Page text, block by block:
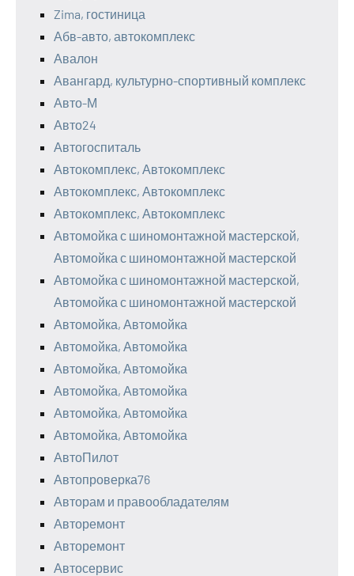
Zima, гостиница
Абв-авто, автокомплекс
Авалон
Авангард, культурно-спортивный комплекс
Авто-М
Авто24
Автогоспиталь
Автокомплекс, Автокомплекс
Автокомплекс, Автокомплекс
Автокомплекс, Автокомплекс
Автомойка с шиномонтажной мастерской,
Автомойка с шиномонтажной мастерской
Автомойка с шиномонтажной мастерской,
Автомойка с шиномонтажной мастерской
Автомойка, Автомойка
Автомойка, Автомойка
Автомойка, Автомойка
Автомойка, Автомойка
Автомойка, Автомойка
Автомойка, Автомойка
АвтоПилот
Автопроверка76
Авторам и правообладателям
Авторемонт
Авторемонт
Автосервис